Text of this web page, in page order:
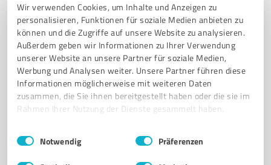
Wir verwenden Cookies, um Inhalte und Anzeigen zu
personalisieren, Funktionen für soziale Medien anbieten zu
können und die Zugriffe auf unsere Website zu analysieren.
Außerdem geben wir Informationen zu Ihrer Verwendung
unserer Website an unsere Partner für soziale Medien,
Werbung und Analysen weiter. Unsere Partner führen diese
Informationen möglicherweise mit weiteren Daten
zusammen, die Sie ihnen bereitgestellt haben oder die sie im
Rahmen Ihrer Nutzung der Dienste gesammelt haben.
Impressum Datenschutzbestimmungen
Einwilligungsauswahl
Notwendig Präferenzen
Natur & Umwelt
Nagelstudios
O Branchen mit O
Optiker